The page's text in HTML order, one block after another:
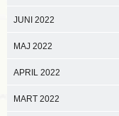
JUNI 2022
MAJ 2022
APRIL 2022
MART 2022